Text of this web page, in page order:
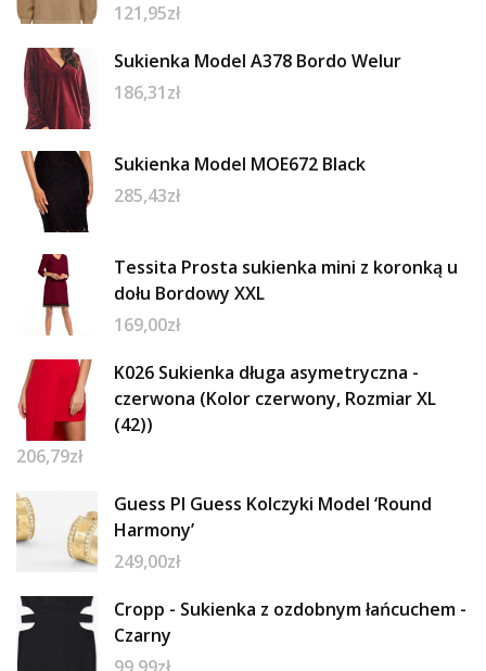
121,95zł
Sukienka Model A378 Bordo Welur
186,31zł
Sukienka Model MOE672 Black
285,43zł
Tessita Prosta sukienka mini z koronką u
dołu Bordowy XXL
169,00zł
K026 Sukienka długa asymetryczna -
czerwona (Kolor czerwony, Rozmiar XL
(42))
206,79zł
Guess Pl Guess Kolczyki Model ‘Round
Harmony’
249,00zł
Cropp - Sukienka z ozdobnym łańcuchem -
Czarny